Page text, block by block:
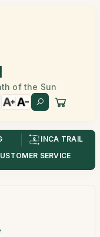
of the Sun
INCA TRAIL
SERVICE